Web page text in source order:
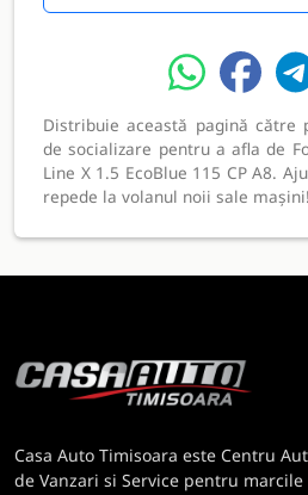
Distribuie această pagină
de socializare pentru a afla de
Line X 1.5 EcoBlue 115 CP A8.
repede la volanul noii sale mașini!
Casa Auto Timisoara este Centru
de Vanzari si Service pentru marcile